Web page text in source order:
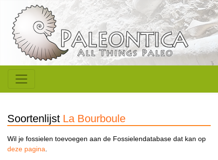
Soortenlijst La Bourboule
Wil je fossielen toevoegen aan de Fossielendatabase dat kan op
deze pagina.